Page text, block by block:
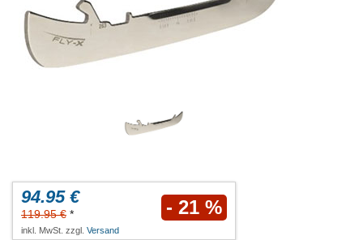
94.95 €
119.95 € * - 21 %
inkl. MwSt. zzgl. Versand